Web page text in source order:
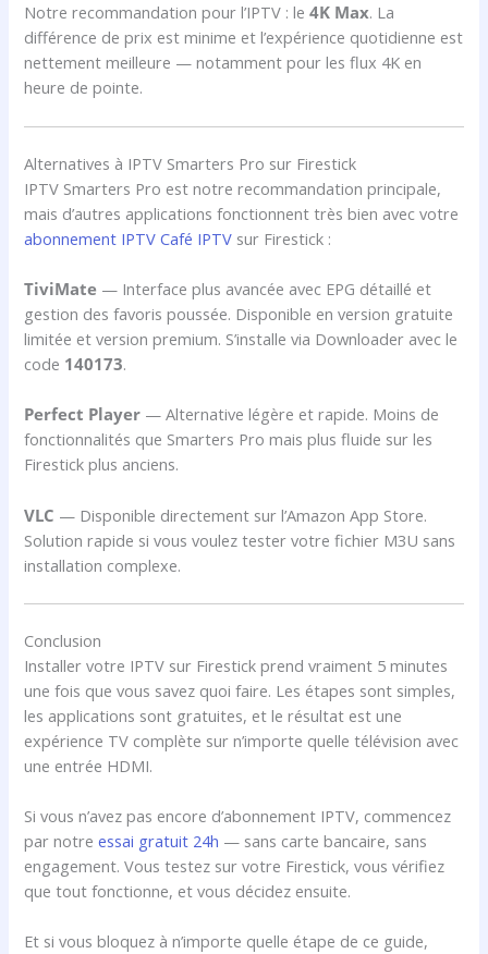
Notre recommandation pour l’IPTV : le4K Max. La
différence de prix est minime et l’expérience quotidienne est
nettement meilleure — notamment pour les flux 4K en
heure de pointe.
Alternatives à IPTV Smarters Pro sur Firestick
IPTV Smarters Pro est notre recommandation principale,
mais d’autres applications fonctionnent très bien avec votre
abonnement IPTV Café IPTV sur Firestick :
TiviMate — Interface plus avancée avec EPG détaillé et
gestion des favoris poussée. Disponible en version gratuite
limitée et version premium. S’installe via Downloader avec le
code 140173.
Perfect Player — Alternative légère et rapide. Moins de
fonctionnalités que Smarters Pro mais plus fluide sur les
Firestick plus anciens.
VLC — Disponible directement sur l’Amazon App Store.
Solution rapide si vous voulez tester votre fichier M3U sans
installation complexe.
Conclusion
Installer votre IPTV sur Firestick prend vraiment 5 minutes
une fois que vous savez quoi faire. Les étapes sont simples,
les applications sont gratuites, et le résultat est une
expérience TV complète sur n’importe quelle télévision avec
une entrée HDMI.
Si vous n’avez pas encore d’abonnement IPTV, commencez
par notreessai gratuit 24h — sans carte bancaire, sans
engagement. Vous testez sur votre Firestick, vous vérifiez
que tout fonctionne, et vous décidez ensuite.
Et si vous bloquez à n’importe quelle étape de ce guide,